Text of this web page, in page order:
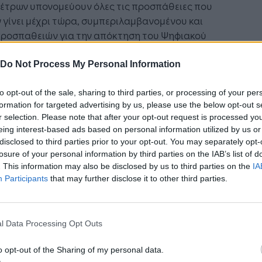
Do Not Process My Personal Information
opt-out of the sale, sharing to third parties, or processing of your
for targeted advertising by us, please use the below opt-out
selection. Please note that after your opt-out request is processed
interest-based ads based on personal information utilized by us
to third parties prior to your opt-out. You may separately
of your personal information by third parties on the IAB’s list of
This information may also be disclosed by us to third parties on the
Participants that may further disclose it to other third parties.
Data Processing Opt Outs
opt-out of the Sharing of my personal data.
υπονομεύουν όλες τις προσπάθειες που
γίνει μέχρι τώρα, συμπεριλαμβανομένου και
για την απόκτηση του Ψηφιακού
μετακίνησης για όσους έχουν
σε πρόσφατη μελέτη του ότι η παραλλαγή
παρούσα σε όλη την Ευρώπη και ότι οι λοιμώξεις
κυρίως σε μεταδόσεις στην κοινότητα και
που σχετίζονται με τις μετακινήσεις
ταξίδια, προσθέτοντας ότι οι ταξιδιωτικοί
είναι αναποτελεσματικοί στην μείωση
του ιού, των νοσηλειών ή των
στην Ευρώπη των 27 το χειμώνα
2018-2019, ενώ οι χειμερινές διακοπές,